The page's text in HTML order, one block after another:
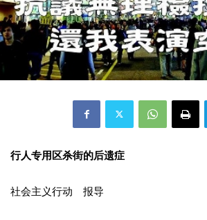
行人专用区杀街的后遗症
社会主义行动 报导